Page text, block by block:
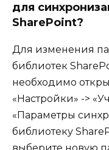
для
SharePoint?
Для изменения
библиотек
необходимо
«Настройки» ->
«Параметры
библиотеку